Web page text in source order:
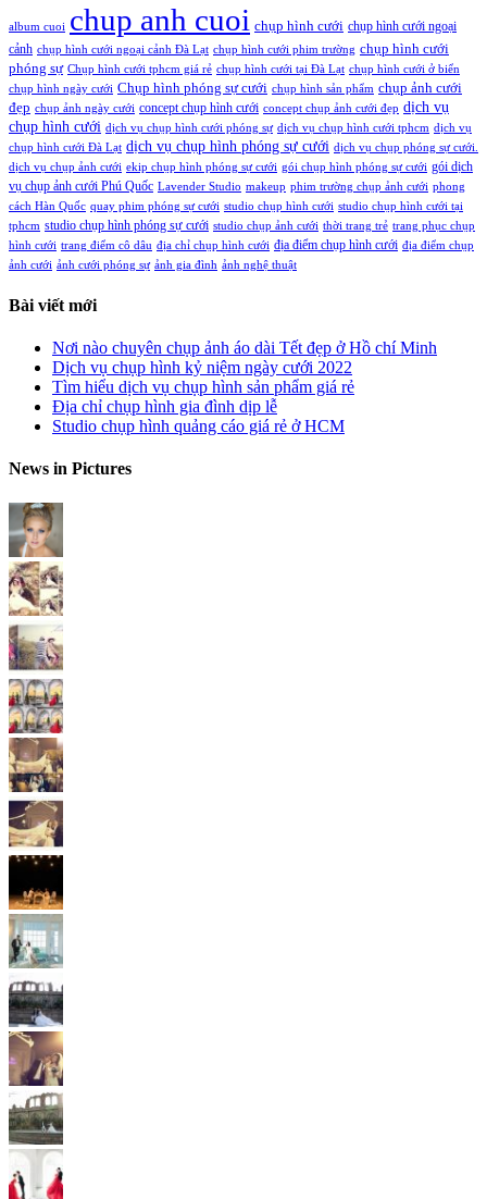
album cuoi chup anh cuoi chụp hình cưới chụp hình cưới ngoại
cảnh chụp hình cưới ngoại cảnh Đà Lạt chụp hình cưới phim trường chụp hình cưới
phóng sự Chụp hình cưới tphcm giá rẻ chụp hình cưới tại Đà Lạt chụp hình cưới ở biển
chụp hình ngày cưới Chụp hình phóng sự cưới chụp hình sản phẩm chụp ảnh cưới
đẹp chụp ảnh ngày cưới concept chụp hình cưới concept chụp ảnh cưới đẹp dịch vụ
chụp hình cưới dịch vụ chụp hình cưới phóng sự dịch vụ chụp hình cưới tphcm dịch vụ
chụp hình cưới Đà Lạt dịch vụ chụp hình phóng sự cưới dịch vụ chụp phóng sự cưới.
dịch vụ chụp ảnh cưới ekip chụp hình phóng sự cưới gói chụp hình phóng sự cưới gói dịch
vụ chụp ảnh cưới Phú Quốc Lavender Studio makeup phim trường chụp ảnh cưới phong
cách Hàn Quốc quay phim phóng sự cưới studio chụp hình cưới studio chụp hình cưới tại
tphcm studio chụp hình phóng sự cưới studio chụp ảnh cưới thời trang trẻ trang phục chụp
hình cưới trang điểm cô dâu địa chỉ chụp hình cưới địa điểm chụp hình cưới địa điểm chụp
ảnh cưới ảnh cưới phóng sự ảnh gia đình ảnh nghệ thuật
Bài viết mới
Nơi nào chuyên chụp ảnh áo dài Tết đẹp ở Hồ chí Minh
Dịch vụ chụp hình kỷ niệm ngày cưới 2022
Tìm hiểu dịch vụ chụp hình sản phẩm giá rẻ
Địa chỉ chụp hình gia đình dịp lễ
Studio chụp hình quảng cáo giá rẻ ở HCM
News in Pictures